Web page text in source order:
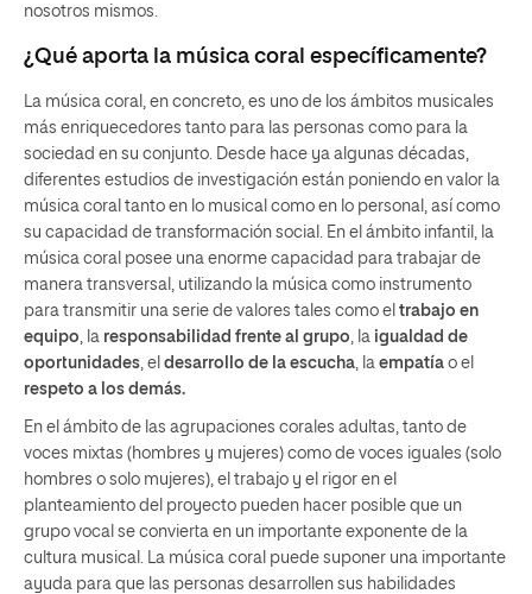
nosotros mismos.
¿Qué aporta la música coral específicamente?
La música coral, en concreto, es uno de los ámbitos musicales
más enriquecedores tanto para las personas como para la
sociedad en su conjunto. Desde hace ya algunas décadas,
diferentes estudios de investigación están poniendo en valor la
música coral tanto en lo musical como en lo personal, así como
su capacidad de transformación social. En el ámbito infantil, la
música coral posee una enorme capacidad para trabajar de
manera transversal, utilizando la música como instrumento
para transmitir una serie de valores tales como el trabajo en
equipo , la responsabilidad frente al grupo , la igualdad de
oportunidades , el desarrollo de la escucha , la empatía o el
respeto a los demás.
En el ámbito de las agrupaciones corales adultas, tanto de
voces mixtas (hombres y mujeres) como de voces iguales (solo
hombres o solo mujeres), el trabajo y el rigor en el
planteamiento del proyecto pueden hacer posible que un
grupo vocal se convierta en un importante exponente de la
cultura musical. La música coral puede suponer una importante
ayuda para que las personas desarrollen sus habilidades